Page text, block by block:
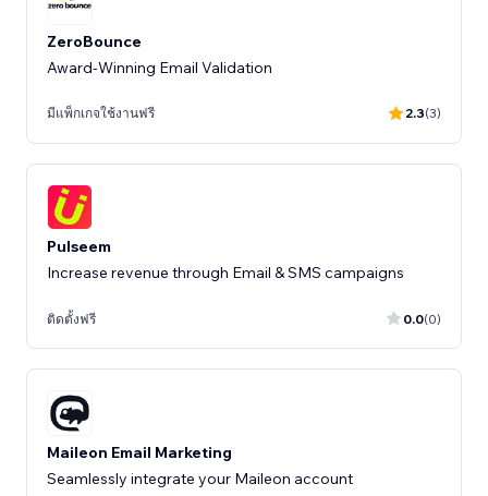
ZeroBounce
Award-Winning Email Validation
มีแพ็กเกจใช้งานฟรี 2.3(3)
Pulseem
Increase revenue through Email & SMS campaigns
ติดตั้งฟรี 0.0(0)
Maileon Email Marketing
Seamlessly integrate your Maileon account